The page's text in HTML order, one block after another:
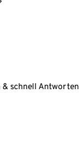
schnell Antworten